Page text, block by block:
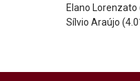
Elano Lorenzato
Sílvio Araújo